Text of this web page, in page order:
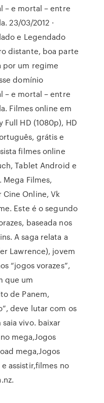
– e mortal – entre
23/03/2012 ·
e Legendado
distante, boa parte
por um regime
domínio
– e mortal – entre
Filmes online em
HD (1080p), HD
grátis e
filmes online
Tablet Android e
Filmes,
Online, Vk
Este é o segundo
baseada nos
A saga relata a
Lawrence), jovem
“jogos vorazes”,
que um
de Panem,
deve lutar com os
vivo. baixar
mega,Jogos
mega,Jogos
assistir,filmes no